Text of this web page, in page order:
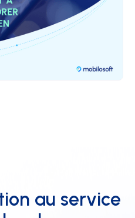
au service